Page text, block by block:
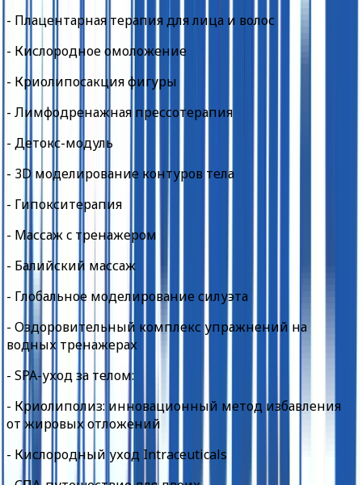
- Плацентарная терапия для лица и волос
- Кислородное омоложение
- Криолипосакция фигуры
- Лимфодренажная прессотерапия
- Детокс-модуль
- 3D моделирование контуров тела
- Гипокситерапия
- Массаж c тренажером
- Балийский массаж
- Глобальное моделирование силуэта
- Оздоровительный комплекс упражнений на
водных тренажерах
- SPA-уход за телом:
- Криолиполиз: инновационный метод избавления
от жировых отложений
- Кислородный уход Intraceuticals